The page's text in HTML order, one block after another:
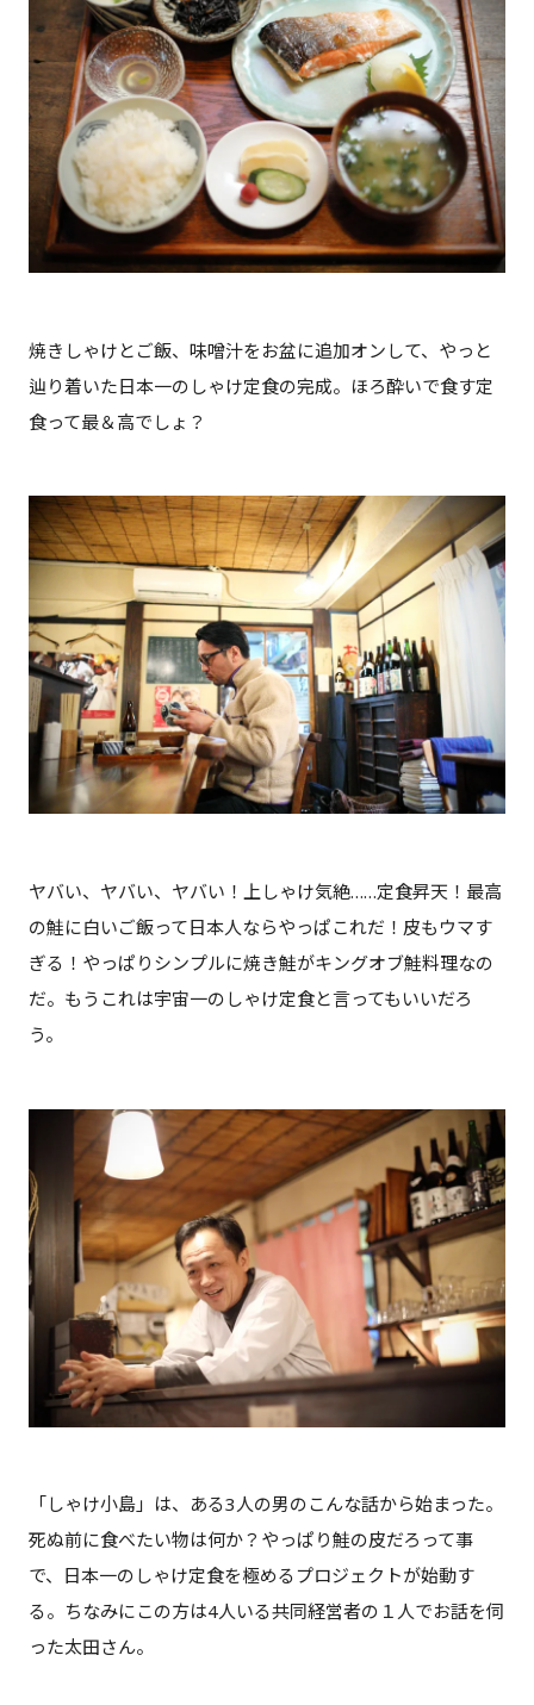
焼きしゃけとご飯、味噌汁をお盆に追加オンして、やっと
辿り着いた日本一のしゃけ定食の完成。ほろ酔いで食す定
食って最＆高でしょ？
ヤバい、ヤバい、ヤバい！上しゃけ気絶……定食昇天！最高
の鮭に白いご飯って日本人ならやっぱこれだ！皮もウマす
ぎる！やっぱりシンプルに焼き鮭がキングオブ鮭料理なの
だ。もうこれは宇宙一のしゃけ定食と言ってもいいだろ
う。
「しゃけ小島」は、ある3人の男のこんな話から始まった。
死ぬ前に食べたい物は何か？やっぱり鮭の皮だろって事
で、日本一のしゃけ定食を極めるプロジェクトが始動す
る。ちなみにこの方は4人いる共同経営者の１人でお話を伺
った太田さん。